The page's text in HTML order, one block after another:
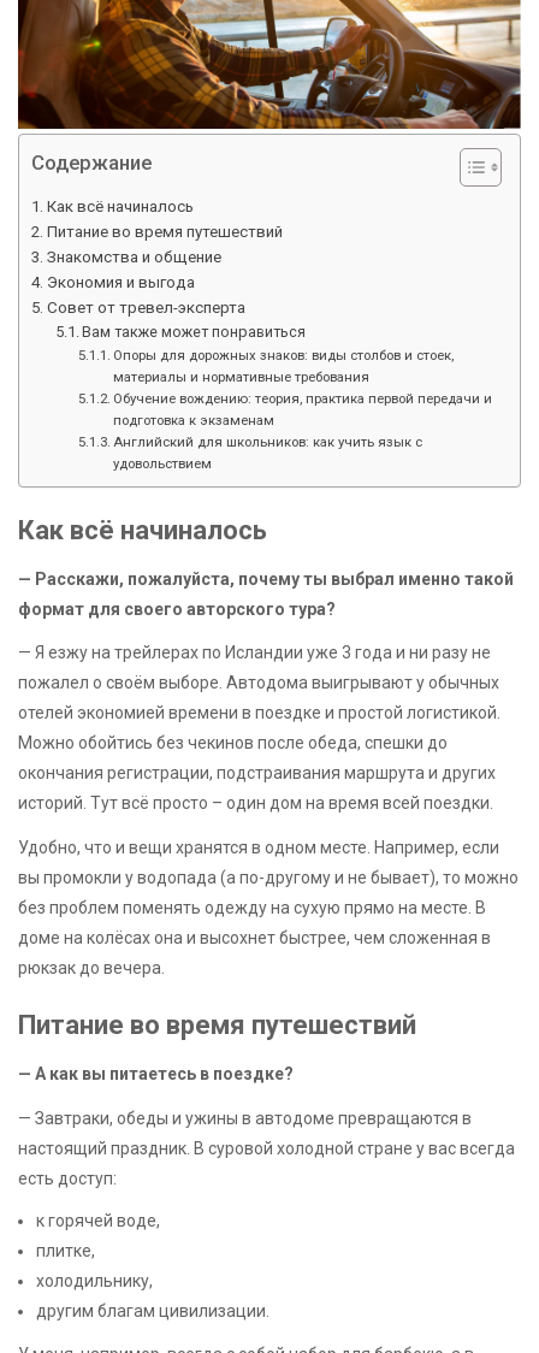
Содержание
Как всё начиналось
Питание во время путешествий
Знакомства и общение
Экономия и выгода
Совет от тревел-эксперта
Вам также может понравиться
Опоры для дорожных знаков: виды столбов и стоек,
материалы и нормативные требования
Обучение вождению: теория, практика первой передачи и
подготовка к экзаменам
Английский для школьников: как учить язык с
удовольствием
Как всё начиналось
— Расскажи, пожалуйста, почему ты выбрал именно такой
формат для своего авторского тура?
— Я езжу на трейлерах по Исландии уже 3 года и ни разу не
пожалел о своём выборе. Автодома выигрывают у обычных
отелей экономией времени в поездке и простой логистикой.
Можно обойтись без чекинов после обеда, спешки до
окончания регистрации, подстраивания маршрута и других
историй. Тут всё просто – один дом на время всей поездки.
Удобно, что и вещи хранятся в одном месте. Например, если
вы промокли у водопада (а по-другому и не бывает), то можно
без проблем поменять одежду на сухую прямо на месте. В
доме на колёсах она и высохнет быстрее, чем сложенная в
рюкзак до вечера.
Питание во время путешествий
— А как вы питаетесь в поездке?
— Завтраки, обеды и ужины в автодоме превращаются в
настоящий праздник. В суровой холодной стране у вас всегда
есть доступ:
к горячей воде,
плитке,
холодильнику,
другим благам цивилизации.